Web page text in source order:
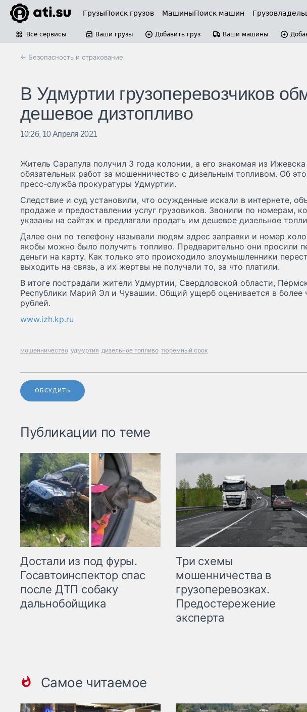
ГрузыПоиск грузов МашиныПоиск машин
Все сервисы Ваши грузы Добавить груз Ваши машины
← Безопасность и страхование
В Удмуртии грузоперевозчиков
дешевое дизтопливо
10:26, 10 Апреля 2021
Житель Сарапула получил 3 года колонии, а его знакомая из
обязательных работ за мошенничество с дизельным топливом. Об
пресс-служба прокуратуры Удмуртии.
Следствие и суд установили, что осужденные искали в интернете,
продаже и предоставлении услуг грузовиков. Звонили по номерам,
указаны на сайтах и предлагали продать им дешевое дизельное
Далее они по телефону называли людям адрес заправки и номер
якобы можно было получить топливо. Предварительно они просили
деньги на карту. Как только это происходило злоумышленники
выходить на связь, а их жертвы не получали то, за что платили.
В итоге пострадали жители Удмуртии, Свердловской области,
Республики Марий Эл и Чувашии. Общий ущерб оценивается в более
рублей.
www.izh.kp.ru
мошенничество удмуртия дизельное топливо тюремный срок
ОБСУДИТЬ
Публикации по теме
Достали из под фуры.
Госавтоинспектор спас
после ДТП собаку
дальнобойщика
Три схемы
мошенничества в
грузоперевозках.
Предостережение
эксперта
Самое читаемое